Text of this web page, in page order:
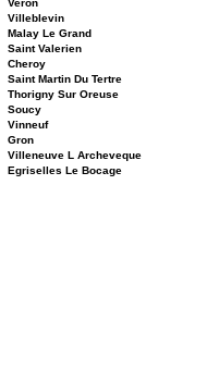
Veron
Villeblevin
Malay Le Grand
Saint Valerien
Cheroy
Saint Martin Du Tertre
Thorigny Sur Oreuse
Soucy
Vinneuf
Gron
Villeneuve L Archeveque
Egriselles Le Bocage